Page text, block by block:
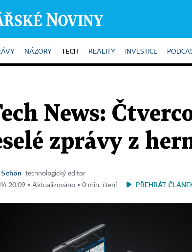
NÁZORY TECH REALITY INVESTICE
News:
zprávy z
technologický editor
20:09 ▪ Aktualizováno ▪ 0 min. čtení
PŘEHRÁT